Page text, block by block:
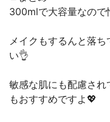
300mlで大容量なので
メイクもするんと落
い👌
敏感な肌にも配慮さ
もおすすめですよ💖